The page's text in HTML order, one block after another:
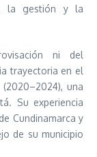
la gestión y la
ni del
trayectoria en el
(2020–2024), una
Su experiencia
Cundinamarca y
de su municipio